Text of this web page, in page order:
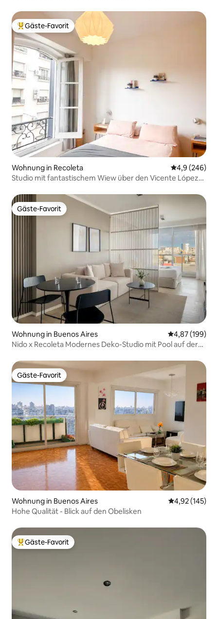
Beliebter Gäste-Favorit.
Gäste-Favorit
Wohnung in Recoleta
4,9 (246)
Studio mit fantastischem Wiew über den Vicente López
Gäste-Favorit
Gäste-Favorit
Wohnung in Buenos Aires
4,87 (199)
Nido x Recoleta Modernes Deko-Studio mit Pool auf der
Gäste-Favorit
Gäste-Favorit
Wohnung in Buenos Aires
4,92 (145)
Hohe Qualität - Blick auf den Obelisken
Beliebter Gäste-Favorit.
Gäste-Favorit